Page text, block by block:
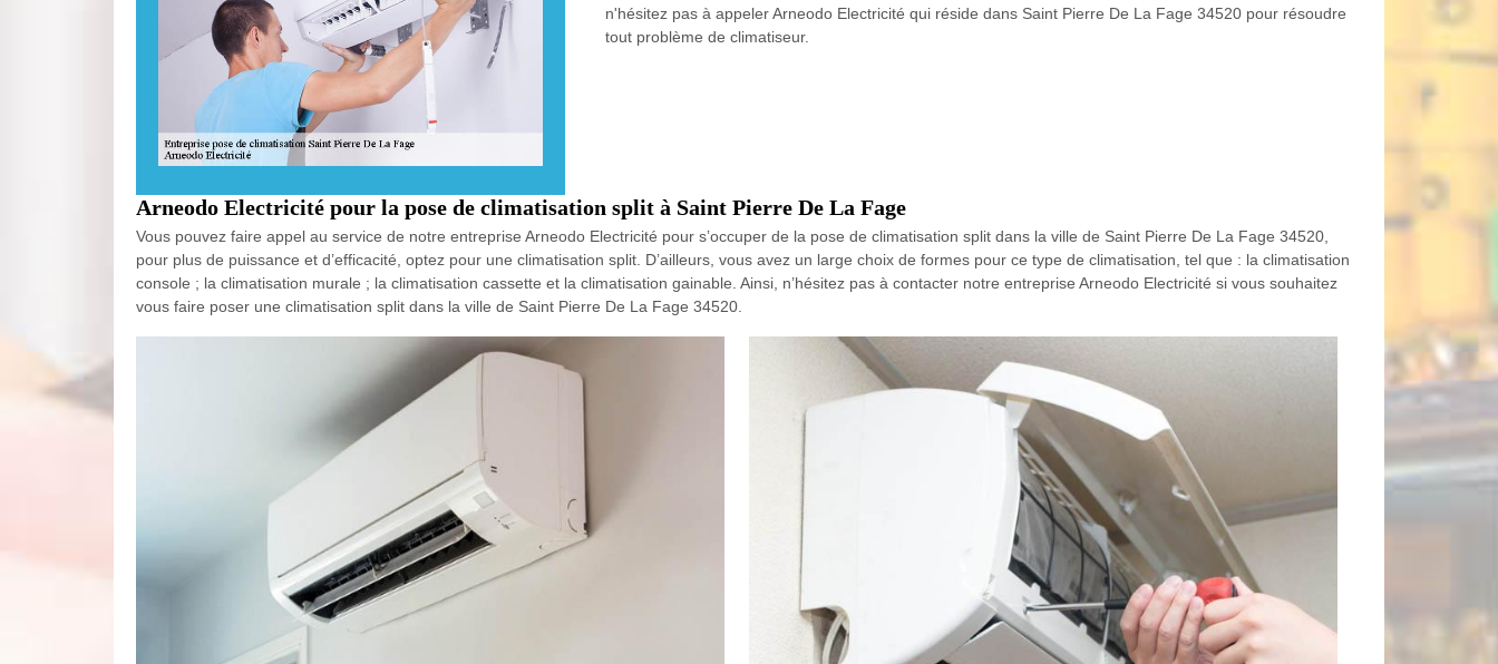
n'hésitez pas à appeler Arneodo Electricité qui réside dans Saint Pierre De La Fage 34520 pour résoudre
tout problème de climatiseur.
Arneodo Electricité pour la pose de climatisation split à Saint Pierre De La Fage
Vous pouvez faire appel au service de notre entreprise Arneodo Electricité pour s’occuper de la pose de climatisation split dans la ville de Saint Pierre De La Fage 34520,
pour plus de puissance et d’efficacité, optez pour une climatisation split. D’ailleurs, vous avez un large choix de formes pour ce type de climatisation, tel que : la climatisation
console ; la climatisation murale ; la climatisation cassette et la climatisation gainable. Ainsi, n’hésitez pas à contacter notre entreprise Arneodo Electricité si vous souhaitez
vous faire poser une climatisation split dans la ville de Saint Pierre De La Fage 34520.